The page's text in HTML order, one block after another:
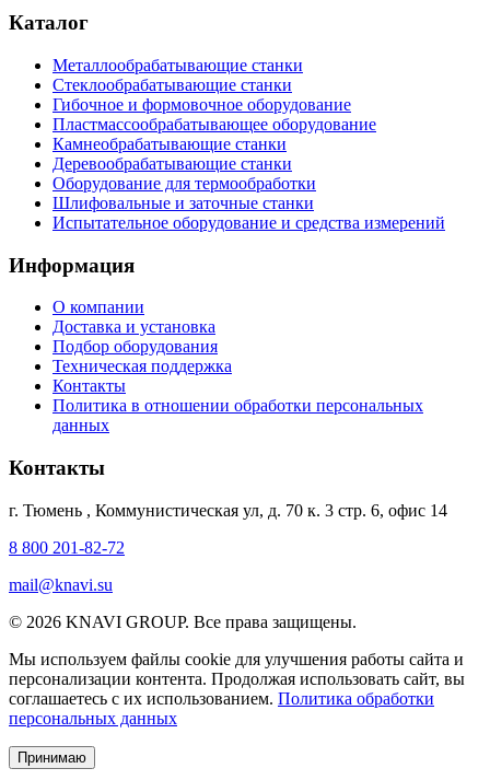
Каталог
Металлообрабатывающие станки
Стеклообрабатывающие станки
Гибочное и формовочное оборудование
Пластмассообрабатывающее оборудование
Камнеобрабатывающие станки
Деревообрабатывающие станки
Оборудование для термообработки
Шлифовальные и заточные станки
Испытательное оборудование и средства измерений
Информация
О компании
Доставка и установка
Подбор оборудования
Техническая поддержка
Контакты
Политика в отношении обработки персональных
данных
Контакты
г. Тюмень , Коммунистическая ул, д. 70 к. 3 стр. 6, офис 14
8 800 201-82-72
mail@knavi.su
© 2026 KNAVI GROUP. Все права защищены.
Мы используем файлы cookie для улучшения работы сайта и
персонализации контента. Продолжая использовать сайт, вы
соглашаетесь с их использованием. Политика обработки
персональных данных
Принимаю